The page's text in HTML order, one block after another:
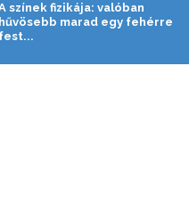
színek fizikája: valóban
hűvösebb marad egy fehérre
fest...